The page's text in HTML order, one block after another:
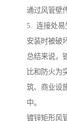
通过风管壁
5. 连接处易
安装时被破
总结来说，
比和防火为
筑、商业设
中。
镀锌矩形风